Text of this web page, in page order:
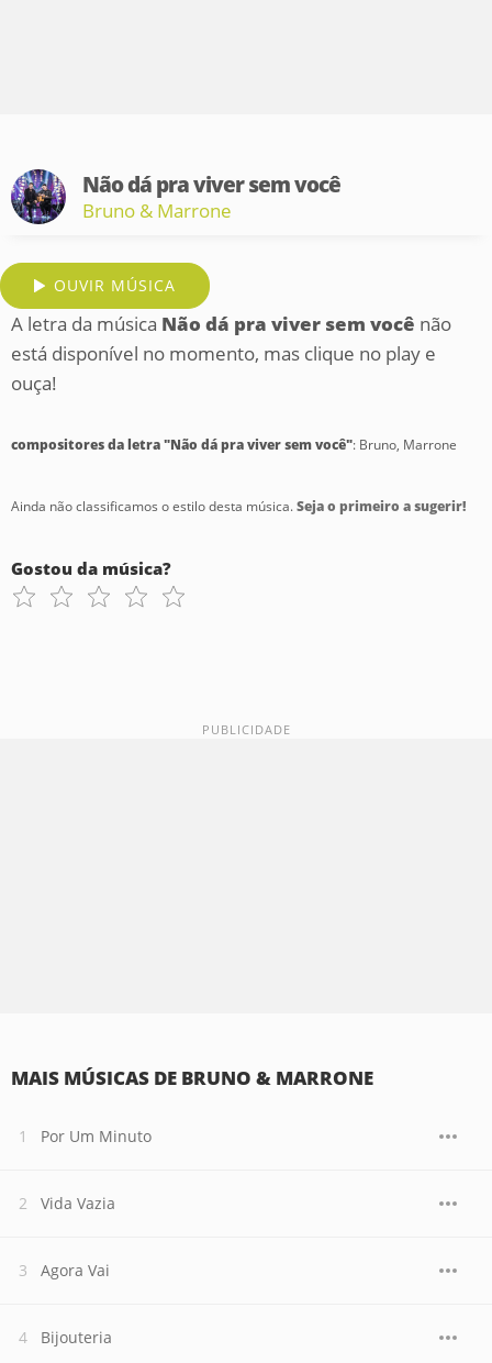
Não dá pra viver sem você
Bruno & Marrone
OUVIR MÚSICA
A letra da música Não dá pra viver sem você não
está disponível no momento, mas clique no play e
ouça!
compositores da letra "Não dá pra viver sem você": Bruno, Marrone
Ainda não classificamos o estilo desta música.Seja o primeiro a sugerir!
Gostou da música?
MAIS MÚSICAS DE BRUNO & MARRONE
Por Um Minuto
Vida Vazia
Agora Vai
Bijouteria